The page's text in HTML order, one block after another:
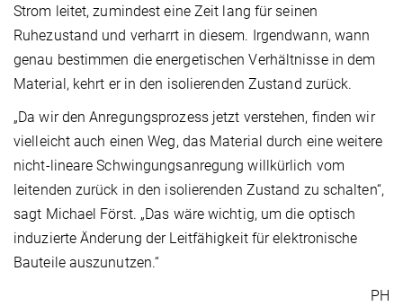
Strom leitet, zumindest eine Zeit lang für seinen
Ruhezustand und verharrt in diesem. Irgendwann, wann
genau bestimmen die energetischen Verhältnisse in dem
Material, kehrt er in den isolierenden Zustand zurück.
„Da wir den Anregungsprozess jetzt verstehen, finden wir
vielleicht auch einen Weg, das Material durch eine weitere
nicht-lineare Schwingungsanregung willkürlich vom
leitenden zurück in den isolierenden Zustand zu schalten“,
sagt Michael Först. „Das wäre wichtig, um die optisch
induzierte Änderung der Leitfähigkeit für elektronische
Bauteile auszunutzen.“
PH